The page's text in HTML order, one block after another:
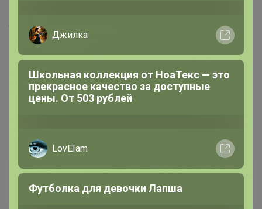
Добрый день! До нового года получим закупку?
Джилка
Серебряный организатор
Джилка
Школьная коллекция от НоаТекс — это
прекрасное качество за доступные
цены. От 503 рублей
LovEIam
Футболка для девочки Лапша